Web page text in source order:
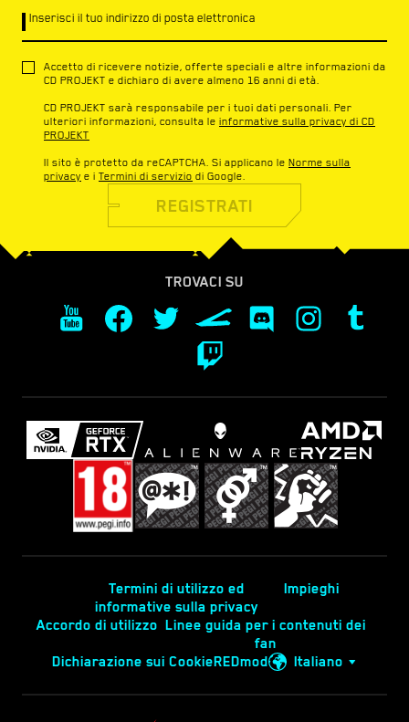
Inserisci il tuo indirizzo di posta elettronica
Accetto di ricevere notizie, offerte speciali e altre informazioni da
CD PROJEKT e dichiaro di avere almeno 16 anni di età.
CD PROJEKT sarà responsabile per i tuoi dati personali. Per
ulteriori informazioni, consulta le informative sulla privacy di CD
PROJEKT
Il sito è protetto da reCAPTCHA. Si applicano le Norme sulla
privacy e i Termini di servizio di Google.
REGISTRATI
TROVACI SU
Termini di utilizzo ed
informative sulla privacy
Impieghi
Accordo di utilizzo Linee guida per i contenuti dei
fan
Dichiarazione sui CookieREDmod Italiano